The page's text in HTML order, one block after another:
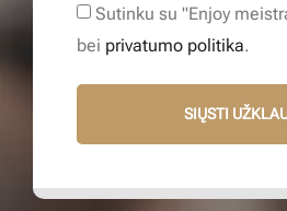
Sutinku su "Enjoy
bei privatumo politika.
SIŲSTI